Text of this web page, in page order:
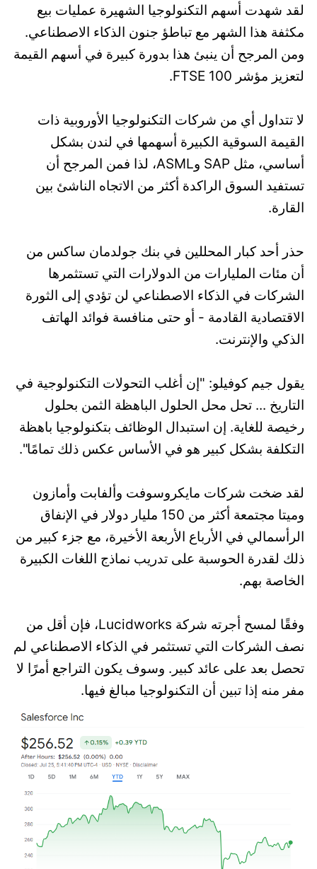
لقد شهدت أسهم التكنولوجيا الشهيرة عمليات بيع
مكثفة هذا الشهر مع تباطؤ جنون الذكاء الاصطناعي.
ومن المرجح أن ينبئ هذا بدورة كبيرة في أسهم القيمة
لتعزيز مؤشر FTSE 100.
لا تتداول أي من شركات التكنولوجيا الأوروبية ذات
القيمة السوقية الكبيرة أسهمها في لندن بشكل
أساسي، مثل SAP وASML، لذا فمن المرجح أن
تستفيد السوق الراكدة أكثر من الاتجاه الناشئ بين
القارة.
حذر أحد كبار المحللين في بنك جولدمان ساكس من
أن مئات المليارات من الدولارات التي تستثمرها
الشركات في الذكاء الاصطناعي لن تؤدي إلى الثورة
الاقتصادية القادمة - أو حتى منافسة فوائد الهاتف
الذكي والإنترنت.
يقول جيم كوفيلو: "إن أغلب التحولات التكنولوجية في
التاريخ ... تحل محل الحلول الباهظة الثمن بحلول
رخيصة للغاية. إن استبدال الوظائف بتكنولوجيا باهظة
التكلفة بشكل كبير هو في الأساس عكس ذلك تمامًا".
لقد ضخت شركات مايكروسوفت وألفابت وأمازون
وميتا مجتمعة أكثر من 150 مليار دولار في الإنفاق
الرأسمالي في الأرباع الأربعة الأخيرة، مع جزء كبير من
ذلك لقدرة الحوسبة على تدريب نماذج اللغات الكبيرة
الخاصة بهم.
وفقًا لمسح أجرته شركة Lucidworks، فإن أقل من
نصف الشركات التي تستثمر في الذكاء الاصطناعي لم
تحصل بعد على عائد كبير. وسوف يكون التراجع أمرًا لا
مفر منه إذا تبين أن التكنولوجيا مبالغ فيها.